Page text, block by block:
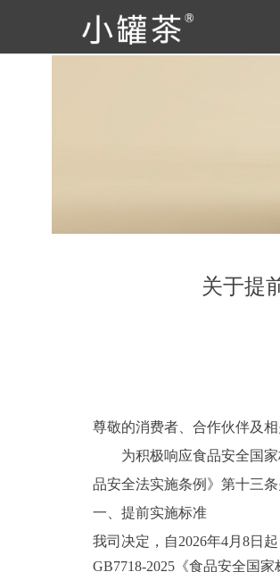
关于提
尊敬的消费者、合作伙伴及
为积极响应食品安全国家
品安全法实施条例》第十三
一、 提前实施标准
我司决定，自2026年4月 8日
GB7718-2025《食品安全国